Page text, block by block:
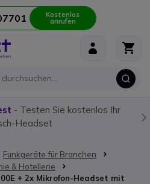
Kostenlos
anrufen
- Testen Sie kostenlos Ihr
Headset
Funkgeräte für Branchen
& Hotellerie
+ 2x Mikrofon-Headset mit